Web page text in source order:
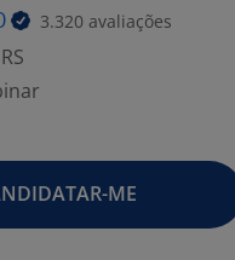
3.320 avaliações
ME